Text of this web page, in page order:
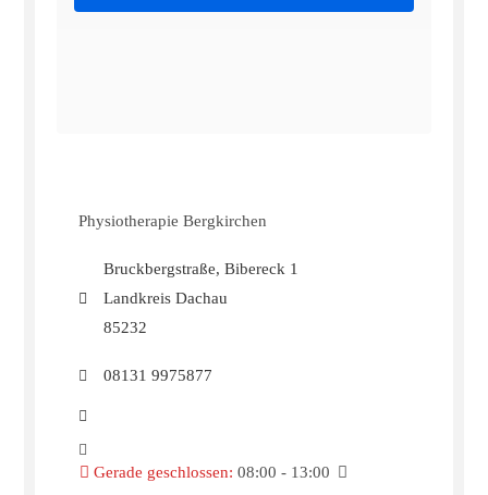
Physiotherapie Bergkirchen
Bruckbergstraße, Bibereck 1
Landkreis Dachau
85232
08131 9975877
Gerade geschlossen: 08:00 - 13:00